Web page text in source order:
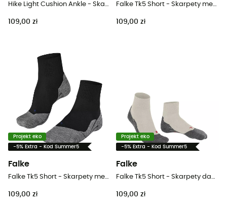
Hike Light Cushion Ankle - Skarpety trekkingowe damskie
109,00 zł
Falke Tk5 Short - Skarpety meskie
109,00 zł
Projekt eko
-5% Extra - Kod Summer5
Falke
Falke Tk5 Short - Skarpety meskie
109,00 zł
Projekt eko
-5% Extra - Kod Summer5
Falke
Falke Tk5 Short - Skarpety damskie
109,00 zł